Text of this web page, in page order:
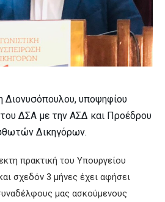
υποψηφίου
ΔΣΑ με την ΑΣΔ και Προέδρου
Δικηγόρων.
πρακτική του Υπουργείου
σχεδόν 3 μήνες έχει αφήσει
μας ασκούμενους